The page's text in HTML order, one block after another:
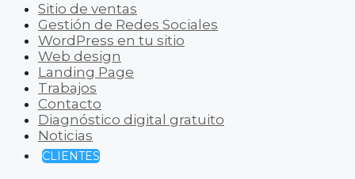
Sitio de ventas
Gestión de Redes Sociales
WordPress en tu sitio
Web design
Landing Page
Trabajos
Contacto
Diagnóstico digital gratuito
Noticias
CLIENTES